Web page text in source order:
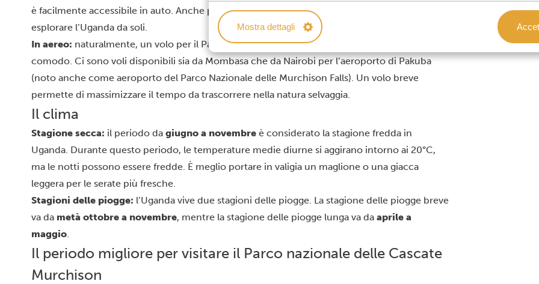
Mostra dettagli
è facilmente accessibile in auto. Anche per questo è un must per gli avventurieri che vogliono
esplorare l’Uganda da soli.
In aereo: naturalmente, un volo per il Parco Nazionale di Murchison Falls è più rapido e
comodo. Ci sono voli disponibili sia da Mombasa che da Nairobi per l’aeroporto di Pakuba
(noto anche come aeroporto del Parco Nazionale delle Murchison Falls). Un volo breve
permette di massimizzare il tempo da trascorrere nella natura selvaggia.
Il clima
Stagione secca: il periodo da giugno a novembre è considerato la stagione fredda in
Uganda. Durante questo periodo, le temperature medie diurne si aggirano intorno ai 20°C,
ma le notti possono essere fredde. È meglio portare in valigia un maglione o una giacca
leggera per le serate più fresche.
Stagioni delle piogge: l’Uganda vive due stagioni delle piogge. La stagione delle piogge breve
va da metà ottobre a novembre, mentre la stagione delle piogge lunga va da aprile a
maggio
Il periodo migliore per visitare il Parco nazionale delle Cascate
Murchison